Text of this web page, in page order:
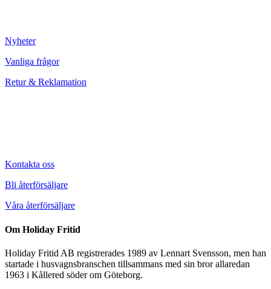
Nyheter
Vanliga frågor
Retur & Reklamation
Kontakta oss
Bli återförsäljare
Våra återförsäljare
Om Holiday Fritid
Holiday Fritid AB registrerades 1989 av Lennart Svensson, men han
startade i husvagnsbranschen tillsammans med sin bror allaredan
1963 i Kållered söder om Göteborg.